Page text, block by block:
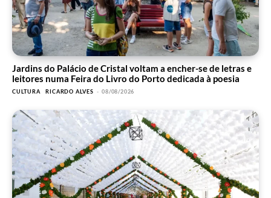
Jardins do Palácio de Cristal voltam a encher-se de letras e
leitores numa Feira do Livro do Porto dedicada à poesia
CULTURA RICARDO ALVES - 08/08/2026